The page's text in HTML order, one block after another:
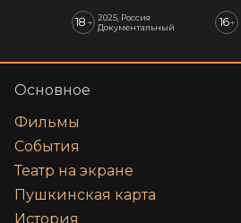
18 + 2025, Россия
Документальный
16+
Основное
Фильмы
События
Театр на экране
Пушкинская карта
История